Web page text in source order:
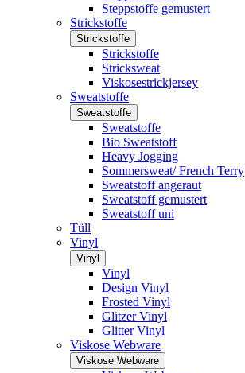
Steppstoffe gemustert
Strickstoffe
Strickstoffe
Strickstoffe
Stricksweat
Viskosestrickjersey
Sweatstoffe
Sweatstoffe
Sweatstoffe
Bio Sweatstoff
Heavy Jogging
Sommersweat/ French Terry
Sweatstoff angeraut
Sweatstoff gemustert
Sweatstoff uni
Tüll
Vinyl
Vinyl
Vinyl
Design Vinyl
Frosted Vinyl
Glitzer Vinyl
Glitter Vinyl
Viskose Webware
Viskose Webware